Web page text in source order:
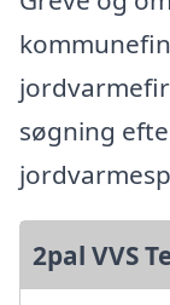
søgning
2pal VVS